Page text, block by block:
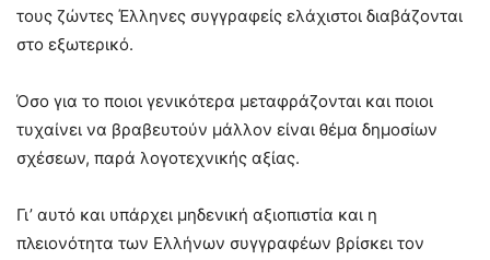
τους ζώντες Έλληνες συγγραφείς ελάχιστοι διαβάζονται
στο εξωτερικό.
Όσο για το ποιοι γενικότερα μεταφράζονται και ποιοι
τυχαίνει να βραβευτούν μάλλον είναι θέμα δημοσίων
σχέσεων, παρά λογοτεχνικής αξίας.
Γι’ αυτό και υπάρχει μηδενική αξιοπιστία και η
πλειονότητα των Ελλήνων συγγραφέων βρίσκει τον